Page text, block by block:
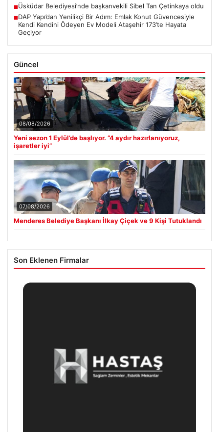
■Üsküdar Belediyesi’nde başkanvekili Sibel Tan Çetinkaya oldu
■DAP Yapı’dan Yenilikçi Bir Adım: Emlak Konut Güvencesiyle
Kendi Kendini Ödeyen Ev Modeli Ataşehir 173’te Hayata
Geçiyor
Güncel
08/08/2026
Yeni sezon 1 Eylül’de başlıyor. “4 aydır hazırlanıyoruz,
işaretler iyi”
07/08/2026
Menderes Belediye Başkanı İlkay Çiçek ve 9 Kişi Tutuklandı
Son Eklenen Firmalar